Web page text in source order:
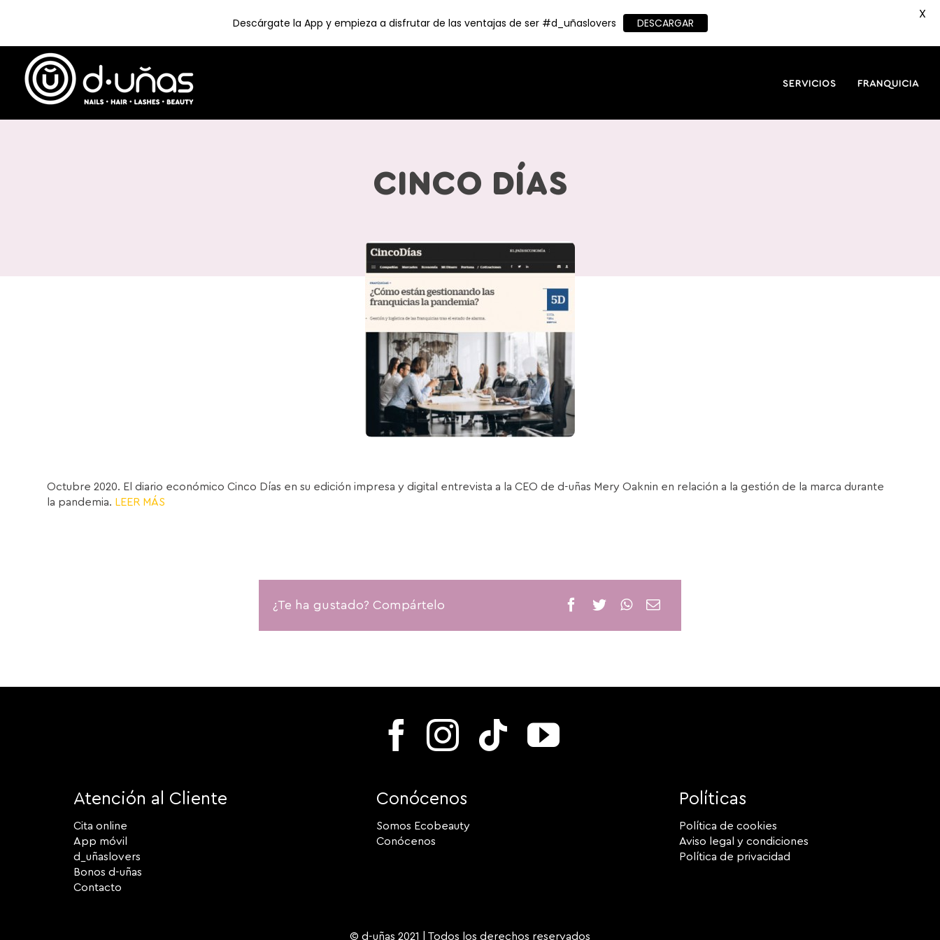
content
SERVICIOS FRANQUICIA
CINCO DÍAS
Octubre 2020. El diario económico Cinco Días en su edición impresa y digital entrevista a la CEO de d-uñas Mery Oaknin en relación a la gestión de la marca durante
la pandemia. LEER MÁS
¿Te ha gustado? Compártelo
Atención al Cliente
Cita online
App móvil
d_uñaslovers
Bonos d-uñas
Contacto
Conócenos
Somos Ecobeauty
Conócenos
Políticas
Política de cookies
Aviso legal y condiciones
Política de privacidad
© d-uñas 2021 | Todos los derechos reservados
Descárgate la App y empieza a disfrutar de las ventajas de ser #d_uñaslovers DESCARGAR
X